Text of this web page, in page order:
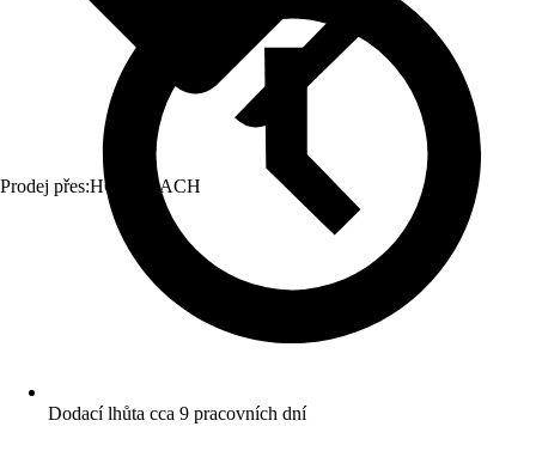
Prodej přes:HORNBACH
Dodací lhůta cca 9 pracovních dní